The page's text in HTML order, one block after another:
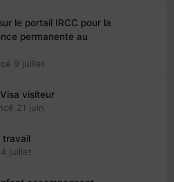
le portail IRCC pour la
permanente au
9 juillet
visiteur
21 juin
travail
4 juillet